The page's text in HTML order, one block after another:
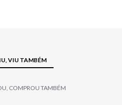
VIU TAMBÉM
COMPROU TAMBÉM